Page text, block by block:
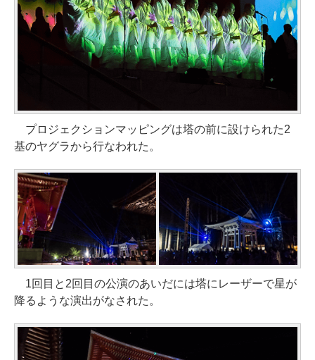
プロジェクションマッピングは塔の前に設けられた2
基のヤグラから行なわれた。
1回目と2回目の公演のあいだには塔にレーザーで星が
降るような演出がなされた。